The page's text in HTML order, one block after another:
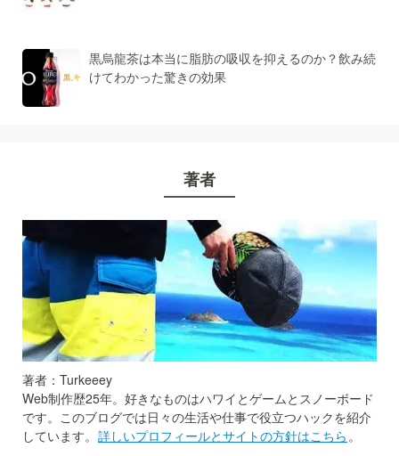
黒烏龍茶は本当に脂肪の吸収を抑えるのか？飲み続
けてわかった驚きの効果
著者
著者：Turkeeey
Web制作歴25年。好きなものはハワイとゲームとスノーボード
です。このブログでは日々の生活や仕事で役立つハックを紹介
しています。 詳しいプロフィールとサイトの方針はこちら 。